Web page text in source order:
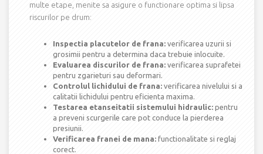
multe etape, menite sa asigure o functionare optima si lipsa
riscurilor pe drum:
Inspectia placutelor de frana: verificarea uzurii si
grosimii pentru a determina daca trebuie inlocuite.
Evaluarea discurilor de frana: verificarea suprafetei
pentru zgarieturi sau deformari.
Controlul lichidului de frana: verificarea nivelului si a
calitatii lichidului pentru eficienta maxima.
Testarea etanseitatii sistemului hidraulic: pentru
a preveni scurgerile care pot conduce la pierderea
presiunii.
Verificarea franei de mana: functionalitate si reglaj
corect.